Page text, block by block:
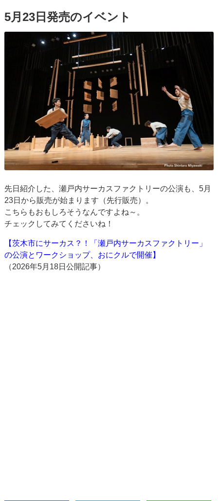
5月23日発売のイベント
先日紹介した、瀬戸内サーカスファクトリーの公演も、5月
23日から販売が始まります（先行販売）。
こちらもおもしろそうなんですよね～。
チェックしてみてくださいね！
【茨木市にサーカス？！「瀬戸内サーカスファクトリー」
の公演とワークショップ、おにクルで開催】
（2026年5月18日公開記事）